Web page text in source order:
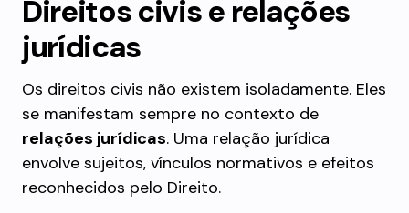
Direitos civis e relações
jurídicas
Os direitos civis não existem isoladamente. Eles
se manifestam sempre no contexto de
relações jurídicas. Uma relação jurídica
envolve sujeitos, vínculos normativos e efeitos
reconhecidos pelo Direito.